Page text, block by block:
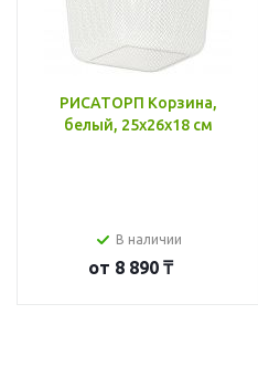
РИСАТОРП Корзина,
белый, 25x26x18 см
В наличии
от 8 890 ₸